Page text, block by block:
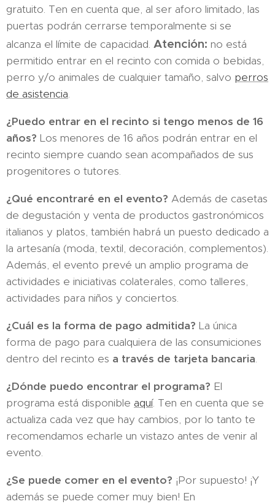
gratuito. Ten en cuenta que, al ser aforo limitado, las
puertas podrán cerrarse temporalmente si se
alcanza el límite de capacidad. Atención: no está
permitido entrar en el recinto con comida o bebidas,
perro y/o animales de cualquier tamaño, salvo perros
de asistencia.
¿Puedo entrar en el recinto si tengo menos de 16
años? Los menores de 16 años podrán entrar en el
recinto siempre cuando sean acompañados de sus
progenitores o tutores.
¿Qué encontraré en el evento? Además de casetas
de degustación y venta de productos gastronómicos
italianos y platos, también habrá un puesto dedicado a
la artesanía (moda, textil, decoración, complementos).
Además, el evento prevé un amplio programa de
actividades e iniciativas colaterales, como talleres,
actividades para niños y conciertos.
¿Cuál es la forma de pago admitida? La única
forma de pago para cualquiera de las consumiciones
dentro del recinto es a través de tarjeta bancaria.
¿Dónde puedo encontrar el programa? El
programa está disponible aquí. Ten en cuenta que se
actualiza cada vez que hay cambios, por lo tanto te
recomendamos echarle un vistazo antes de venir al
evento.
¿Se puede comer en el evento? ¡Por supuesto! ¡Y
además se puede comer muy bien! En